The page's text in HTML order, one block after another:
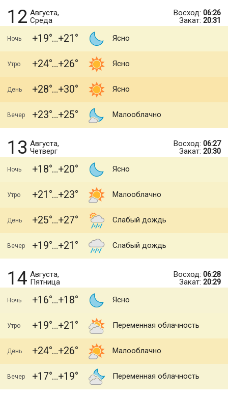
12 Августа,
Среда
Восход: 06:26
Закат: 20:31
Ночь +19 +21 Ясно
Утро +24 +26 Ясно
День +28 +30 Ясно
Вечер +23 +25 Малооблачно
13 Августа,
Четверг
Восход: 06:27
Закат: 20:30
Ночь +18 +20 Ясно
Утро +21 +23 Малооблачно
День +25 +27 Слабый дождь
Вечер +19 +21 Слабый дождь
14 Августа,
Пятница
Восход: 06:28
Закат: 20:29
Ночь +16 +18 Ясно
Утро +19 +21 Переменная облачность
День +24 +26 Малооблачно
Вечер +17 +19 Переменная облачность